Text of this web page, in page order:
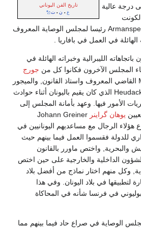
تاريخ الفن اليوناني
ع • ن • ت
درجة عالية
Armansperg رئيسا لمجلس الوصاية المعروف
الهائلة في العمل في بافاريا .
الليبرالية وخبراته الهائلة في
المجلس الآخرون فكانوا كل من جورج
Maurer القاضي المعروف واستاذ القانون, والميجور
Heudack الذي كان يقيم باليونان أثناء حوادث
الأمور فيها. وعهد بأمانة المجلس إلى
يوهان گراينر Johann Greiner
الرجال مع مساعديهم اليونانيين في
للدولة فقسموا العمل فيما بينهم حيث
والبحرية, واختص ماورر بالقانون
الداخلية والخارجية على حين اختص
وكل منهم اختار نماذج من أفضل بلاد
لتطبيقها في بلاد اليونان. وفي هذا
في فرنسا شأنه في المحاكاة
الوصاية في صراع حاد فيما بينهم مما